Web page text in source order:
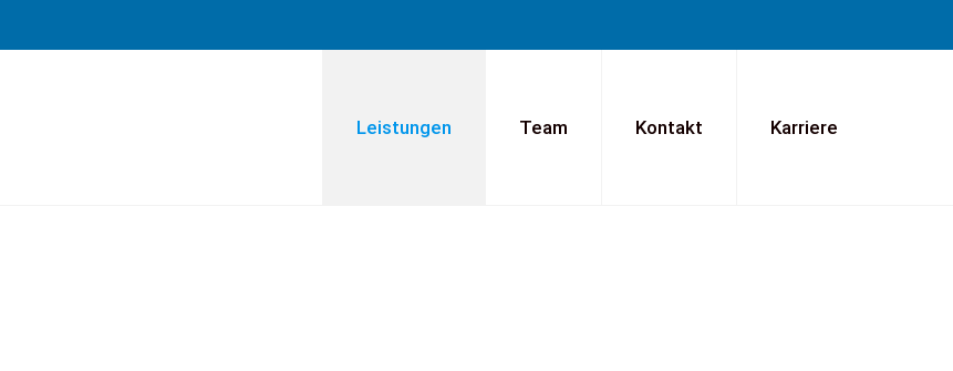
Leistungen Team Kontakt Karriere